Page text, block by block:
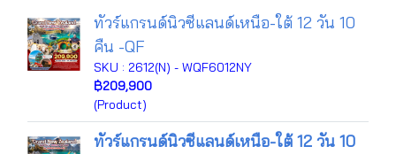
ทัวร์แกรนด์นิวซีแลนด์เหนือ-ใต้ 12 วัน 10
คืน -QF
SKU : 2612(N) - WQF6012NY
฿209,900
(Product)
ทัวร์แกรนด์นิวซีแลนด์เหนือ-ใต้ 12 วัน 10